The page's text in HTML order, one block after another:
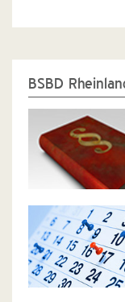
BSBD